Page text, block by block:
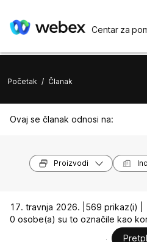
Centar za
Početak / Članak
Ovaj se članak odnosi na:
Proizvodi
17. travnja 2026. | 569 prikaz(i) |
0 osobe(a) su to označile kao